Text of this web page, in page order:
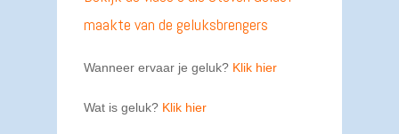
maakte van de geluksbrengers
Wanneer ervaar je geluk? Klik hier
Wat is geluk? Klik hier